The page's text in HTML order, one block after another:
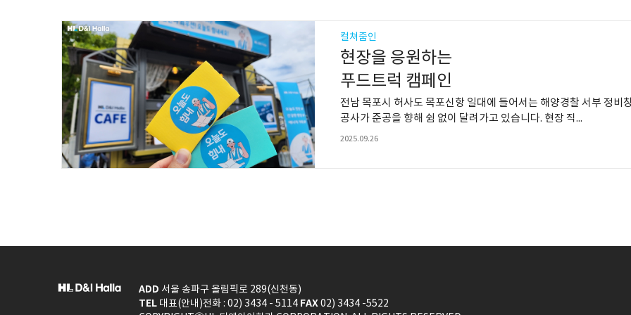
컬쳐줌인
현장을 응원하는
푸드트럭 캠페인
전남 목포시 허사도 목포신항 일대에 들어서는 해양경찰 서부 정비
공사가 준공을 향해 쉼 없이 달려가고 있습니다. 현장 직...
2025.09.26
ADD 서울 송파구 올림픽로 289(신천동)
TEL대표(안내)전화 : 02) 3434 - 5114 FAX02) 3434 -5522